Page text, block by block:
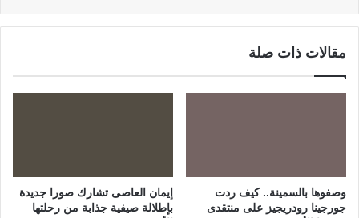
مقالات ذات صلة
وصفوها بالسمينة.. كيف ردت
جورجينا رودريجيز على منتقدى
إيمان العاصى تشارك صورا جديدة
بإطلالة صيفية جذابة من رحلتها